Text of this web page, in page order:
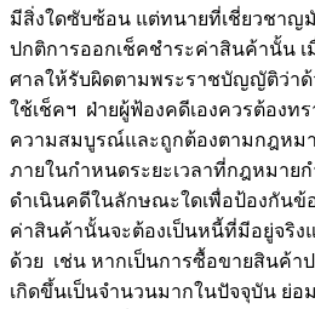
มีสิ่งใดซับซ้อน แต่ทนายที่เชี่ยวชาญ
ปกติการออกเช็คชำระค่าสินค้านั้น เ
ศาลให้รับผิดตามพระราชบัญญัติว่าด้
ใช้เช็คฯ ฝ่ายผู้ฟ้องคดีเองควรต้องท
ความสมบูรณ์และถูกต้องตามกฎหม
ภายในกำหนดระยะเวลาที่กฎหมาย
ดำเนินคดีในลักษณะใดเพื่อป้องกันข้
ค่าสินค้านั้นจะต้องเป็นหนี้ที่มีอยู่จริง
ด้วย เช่น หากเป็นการซื้อขายสินค้า
เกิดขึ้นเป็นจำนวนมากในปัจจุบัน ย่อ